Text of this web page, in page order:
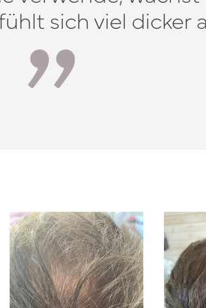
sich viel dicker